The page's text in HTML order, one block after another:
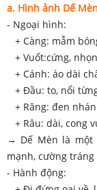
a. Hình ảnh Dế Mèn
- Ngoại hình:
+ Càng: mẫm
+ Vuốt:cứng,
+ Cánh: áo dài
+ Đầu: to, nổi
+ Răng: đen
+ Râu: dài, cong
→ Dế Mèn là một
mạnh, cường tráng
- Hành động: